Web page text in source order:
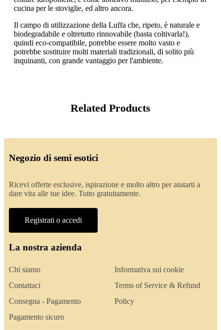
cucina per le stoviglie, ed altro ancora.
Il campo di utilizzazione della Luffa che, ripeto, è naturale e
biodegradabile e oltretutto rinnovabile (basta coltivarla!),
quindi eco-compatibile, potrebbe essere molto vasto e
potrebbe sostituire molti materiali tradizionali, di solito più
inquinanti, con grande vantaggio per l'ambiente.
Related Products
Negozio di semi esotici
Ricevi offerte esclusive, ispirazione e molto altro per aiutarti a
dare vita alle tue idee. Tutto gratuitamente.
Registrati o accedi
La nostra azienda
Chi siamo
Contattaci
Consegna - Pagamento
Pagamento sicuro
Informativa sui cookie
Terms of Service & Refund
Policy